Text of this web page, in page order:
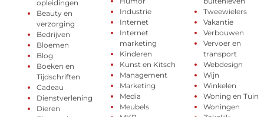
opleidingen
Beauty en
verzorging
Bedrijven
Bloemen
Blog
Boeken en
Tijdschriften
Cadeau
Dienstverlening
Dieren
Industrie
Internet
Internet
marketing
Kinderen
Kunst en Kitsch
Management
Marketing
Media
Meubels
Tweewielers
Vakantie
Verbouwen
Vervoer en
transport
Webdesign
Wijn
Winkelen
Woning en Tuin
Woningen